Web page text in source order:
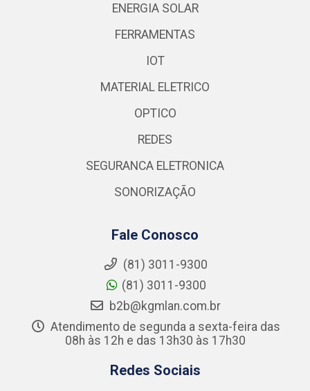
ENERGIA SOLAR
FERRAMENTAS
IOT
MATERIAL ELETRICO
OPTICO
REDES
SEGURANCA ELETRONICA
SONORIZAÇÃO
Fale Conosco
(81) 3011-9300
(81) 3011-9300
b2b@kgmlan.com.br
Atendimento de segunda a sexta-feira das
08h às 12h e das 13h30 às 17h30
Redes Sociais